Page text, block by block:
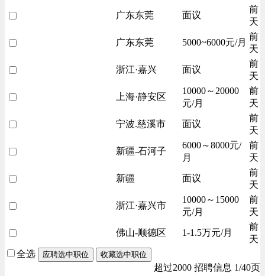
广东东莞 面议
前
天
广东东莞 5000~6000元/月
前
天
浙江·嘉兴 面议
前
天
上海·静安区
10000～20000
元/月
前
天
宁波.慈溪市 面议
前
天
新疆-石河子
6000～8000元/
月
前
天
新疆 面议
前
天
浙江·嘉兴市
10000～15000
元/月
前
天
佛山-顺德区 1-1.5万元/月
前
天
全选
应聘选中职位 收藏选中职位
超过2000 招聘信息 1/40页